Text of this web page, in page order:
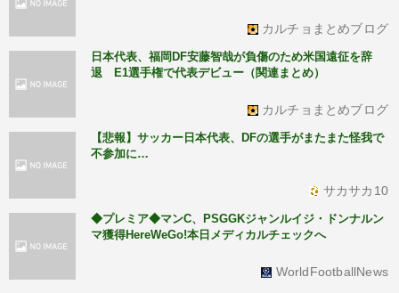
カルチョまとめブログ
日本代表、福岡DF安藤智哉が負傷のため米国遠征を辞
退 E1選手権で代表デビュー（関連まとめ）
カルチョまとめブログ
【悲報】サッカー日本代表、DFの選手がまたまた怪我で
不参加に…
サカサカ10
◆プレミア◆マンC、PSGGKジャンルイジ・ドンナルン
マ獲得HereWeGo!本日メディカルチェックへ
WorldFootballNews